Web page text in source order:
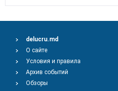
delucru.md
О сайте
Условия и правила
Архив событий
Обзоры